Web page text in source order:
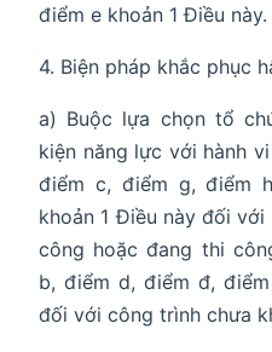
điểm e khoản 1 Điều này.
4. Biện pháp khắc phục
a) Buộc lựa chọn tổ
kiện năng lực với hành
điểm c, điểm g, điểm
khoản 1 Điều này đối
công hoặc đang thi
b, điểm d, điểm đ,
đối với công trình chưa